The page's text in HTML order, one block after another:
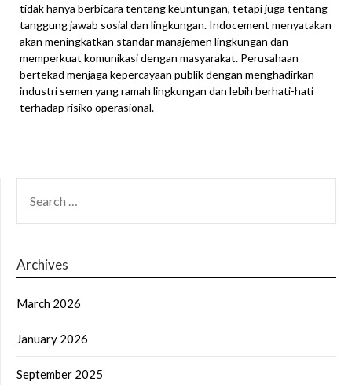
tidak hanya berbicara tentang keuntungan, tetapi juga tentang
tanggung jawab sosial dan lingkungan. Indocement menyatakan
akan meningkatkan standar manajemen lingkungan dan
memperkuat komunikasi dengan masyarakat. Perusahaan
bertekad menjaga kepercayaan publik dengan menghadirkan
industri semen yang ramah lingkungan dan lebih berhati-hati
terhadap risiko operasional.
FOR:
Archives
March 2026
January 2026
September 2025